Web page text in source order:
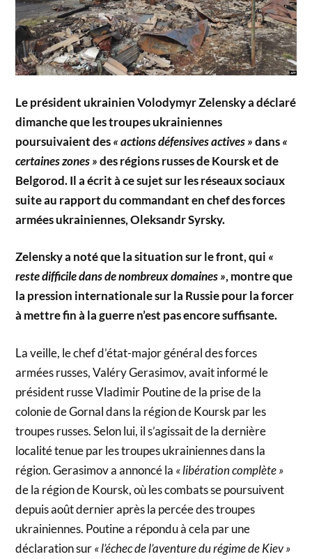
Le président ukrainien Volodymyr Zelensky a déclaré
dimanche que les troupes ukrainiennes
poursuivaient des« actions défensives actives »dans«
certaines zones »des régions russes de Koursk et de
Belgorod. Il a écrit à ce sujet sur les réseaux sociaux
suite au rapport du commandant en chef des forces
armées ukrainiennes, Oleksandr Syrsky.
Zelensky a noté que la situation sur le front, qui «
reste difficile dans de nombreux domaines », montre que
la pression internationale sur la Russie pour la forcer
à mettre fin à la guerre n’est pas encore suffisante.
La veille, le chef d’état-major général des forces
armées russes, Valéry Gerasimov, avait informé le
président russe Vladimir Poutine de la prise de la
colonie de Gornal dans la région de Koursk par les
troupes russes. Selon lui, il s’agissait de la dernière
localité tenue par les troupes ukrainiennes dans la
région. Gerasimov a annoncé la « libération complète »
de la région de Koursk, où les combats se poursuivent
depuis août dernier après la percée des troupes
ukrainiennes. Poutine a répondu à cela par une
déclaration sur« l’échec de l’aventure du régime de Kiev »